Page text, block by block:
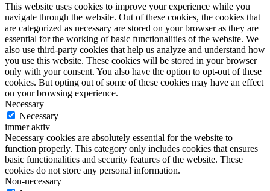
This website uses cookies to improve your experience while you
navigate through the website. Out of these cookies, the cookies that
are categorized as necessary are stored on your browser as they are
essential for the working of basic functionalities of the website. We
also use third-party cookies that help us analyze and understand how
you use this website. These cookies will be stored in your browser
only with your consent. You also have the option to opt-out of these
cookies. But opting out of some of these cookies may have an effect
on your browsing experience.
Necessary
Necessary
immer aktiv
Necessary cookies are absolutely essential for the website to
function properly. This category only includes cookies that ensures
basic functionalities and security features of the website. These
cookies do not store any personal information.
Non-necessary